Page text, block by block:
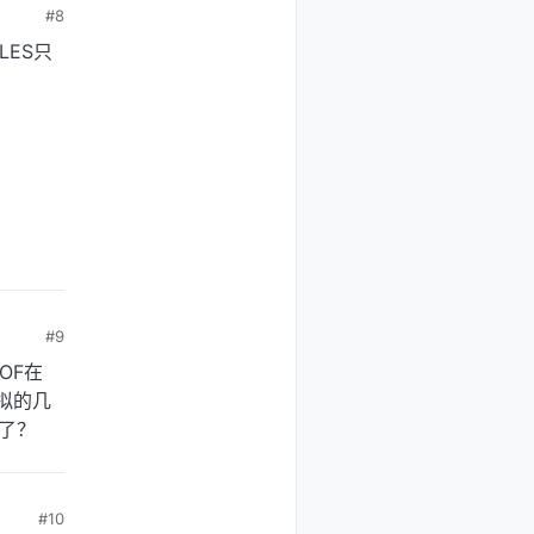
#8
只
#9
在
的几
？
#10